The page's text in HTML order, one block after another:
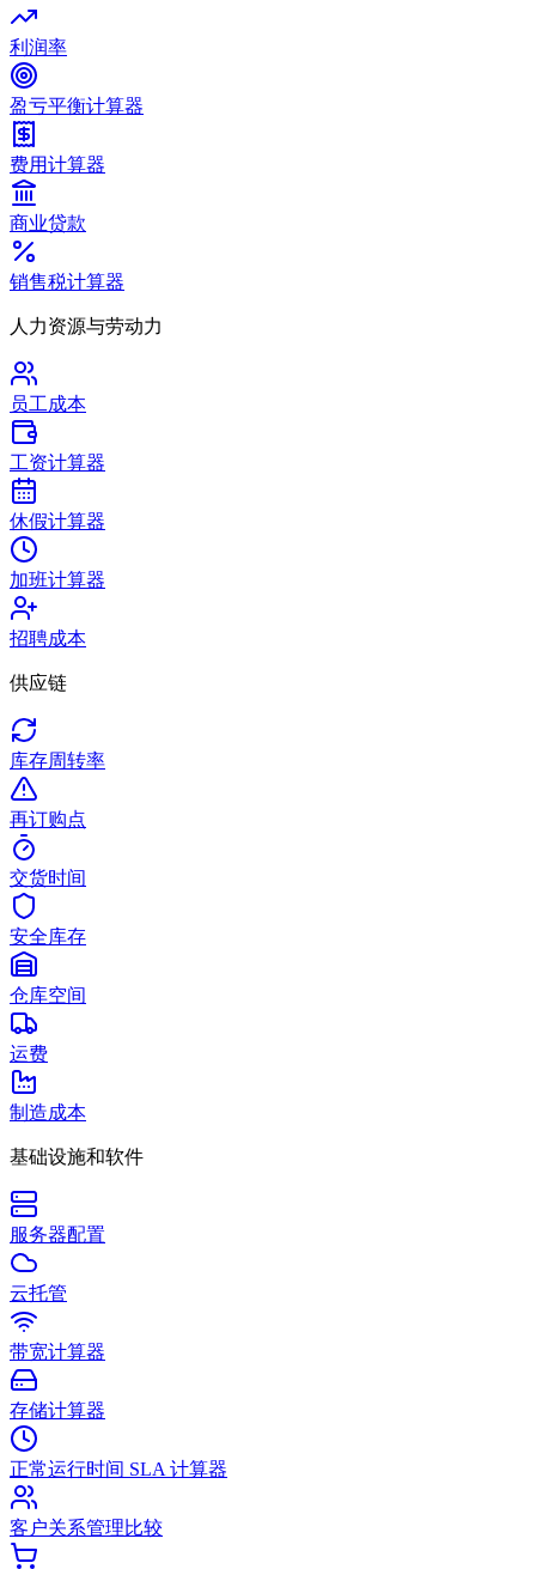
利润率
盈亏平衡计算器
费用计算器
商业贷款
销售税计算器
人力资源与劳动力
员工成本
工资计算器
休假计算器
加班计算器
招聘成本
供应链
库存周转率
再订购点
交货时间
安全库存
仓库空间
运费
制造成本
基础设施和软件
服务器配置
云托管
带宽计算器
存储计算器
正常运行时间 SLA 计算器
客户关系管理比较